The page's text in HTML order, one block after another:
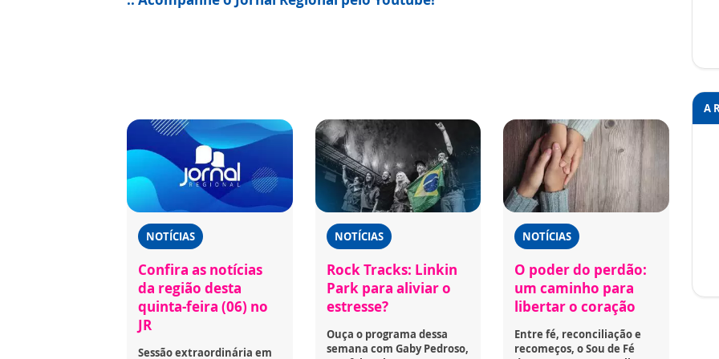
NOTÍCIAS
Confira as notícias
da região desta
quinta-feira (06) no
JR
Sessão extraordinária em
NOTÍCIAS
Rock Tracks: Linkin
Park para aliviar o
estresse?
Ouça o programa dessa
semana com Gaby Pedroso,
NOTÍCIAS
O poder do perdão:
um caminho para
libertar o coração
Entre fé, reconciliação e
recomeços, o Sou de Fé
A